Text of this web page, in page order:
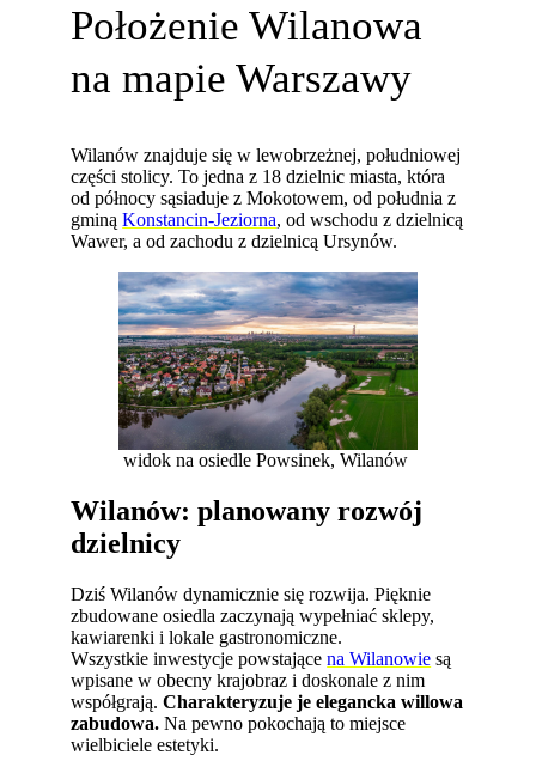
Położenie Wilanowa
na mapie Warszawy
Wilanów znajduje się w lewobrzeżnej, południowej
części stolicy. To jedna z 18 dzielnic miasta, która
od północy sąsiaduje z Mokotowem, od południa z
gminąKonstancin-Jeziorna, od wschodu z dzielnicą
Wawer, a od zachodu z dzielnicą Ursynów.
widok na osiedle Powsinek, Wilanów
Wilanów: planowany rozwój
dzielnicy
Dziś Wilanów dynamicznie się rozwija. Pięknie
zbudowane osiedla zaczynają wypełniać sklepy,
kawiarenki i lokale gastronomiczne.
Wszystkie inwestycje powstającena Wilanowie są
wpisane w obecny krajobraz i doskonale z nim
współgrają.Charakteryzuje je elegancka willowa
zabudowa. Na pewno pokochają to miejsce
wielbiciele estetyki.